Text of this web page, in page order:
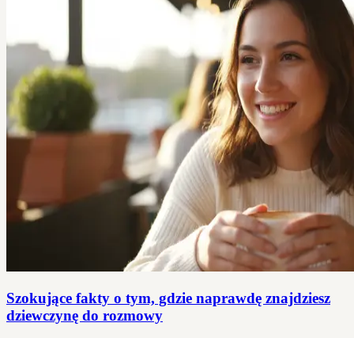
Szokujące fakty o tym, gdzie naprawdę znajdziesz
dziewczynę do rozmowy